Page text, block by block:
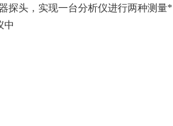
探头，实现一台分析仪进行两种测量*
中